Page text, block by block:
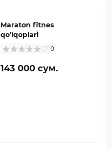
Maraton fitnes
qo'lqoplari
0
143 000 сум.